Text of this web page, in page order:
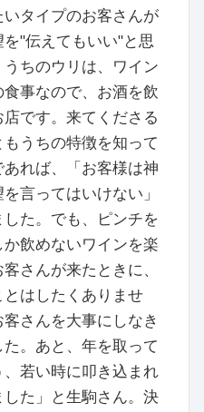
タイプのお客さんが
"伝えてもいい"と思
ちのウリは、ワイン
事なので、お酒を飲
です。来てくださる
うちの特徴を知って
れば、「お客様は神
言ってはいけない」
た。でも、ピンチを
飲めないワインを楽
さんが来たときに、
はしたくありませ
さんを大事にしなき
。あと、年を取って
、若い時に叩き込まれ
た」と生駒さん。決